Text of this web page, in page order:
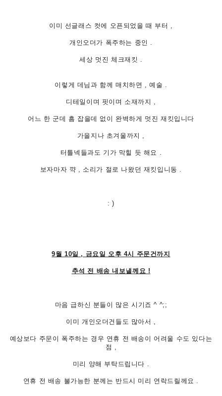
이미 선글래스 컷에 오픈되었을 때 부터 ,
개인오더가 폭주하는 중인 .
세상 멋진 체크재킷 .
이렇게 데님과 함께 매치하면 , 예술 .
디테일이며 핏이며 소재까지 ,
어느 한 군데 흠 잡을데 없이 완벽하게 멋진 재킷입니다
가을지나 초겨울까지 ,
터틀넥들과도 기가 막힐 듯 해요 .
보자마자 꺅 , 소리가 절로 나왔던 재킷입니동 .
: )
9월 10일 , 금요일 오후 4시 주문건까지
추석 전 배송 내보낼께요 !
마음 급하신 분들이 많은 시기죠 ^ ^;;
이미 개인오더건들도 많아서 ,
예상보다 주문이 폭주하는 경우 연휴 전 배송이 어려울 수도 있다는
점 ,
미리 양해 부탁드립니다 .
연휴 전 배송 불가능한 분께는 반드시 미리 연락드릴께요 .